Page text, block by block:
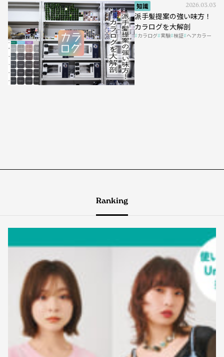
知識 2026.03.03
派手髪提案の強い味方！
カラログを大解剖
カラログ 実験 検証 ヘアカラー
Ranking